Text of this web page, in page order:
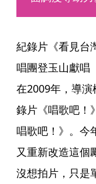
紀錄片《看見台
唱團登玉山獻唱
在2009年，導演
錄片《唱歌吧！
唱歌吧！》。今
又重新改造這個
沒想拍片，只是